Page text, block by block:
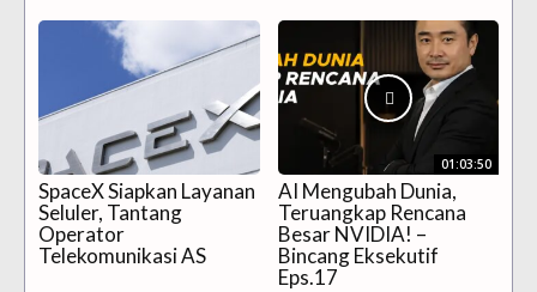
SpaceX Siapkan Layanan
Seluler, Tantang
Operator
Telekomunikasi AS
01:03:50
AI Mengubah Dunia,
Teruangkap Rencana
Besar NVIDIA! –
Bincang Eksekutif
Eps.17